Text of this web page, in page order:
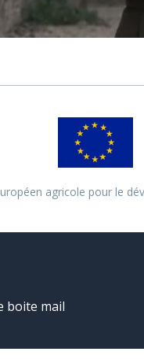
agricole pour le
boite mail